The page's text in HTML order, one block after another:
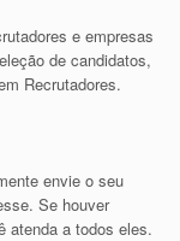
e empresas
de candidatos,
Recrutadores.
envie o seu
Se houver
atenda a todos eles.